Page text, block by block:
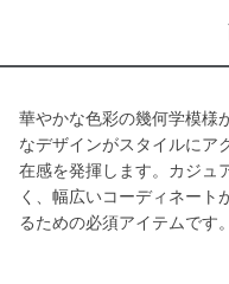
華やかな色彩の幾何学模様
なデザインがスタイルにア
在感を発揮します。カジュ
く、幅広いコーディネート
るための必須アイテムです。